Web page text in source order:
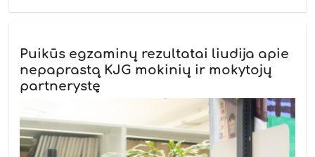
Puikūs egzaminų rezultatai liudija apie
nepaprastą KJG mokinių ir mokytojų
partnerystę